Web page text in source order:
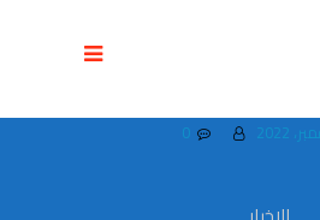
الطالبات ينظم مسابقة
0